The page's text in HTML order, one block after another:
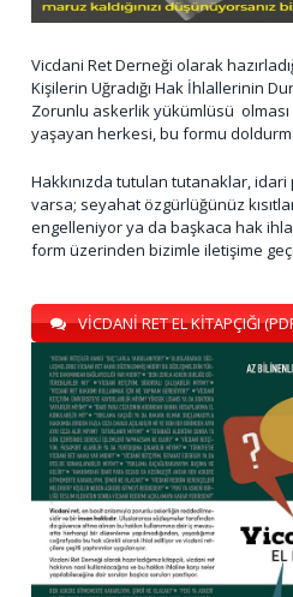
Vicdani Ret Derneği olarak
Kişilerin Uğradığı Hak İhlallerinin
Zorunlu askerlik yükümlüsü
yaşayan herkesi, bu formu
Hakkınızda tutulan tutanaklar, idari
varsa; seyahat özgürlüğünüz
engelleniyor ya da başkaca hak
form üzerinden bizimle iletişime
VİCDANİ RET EL KİTAPÇIĞI